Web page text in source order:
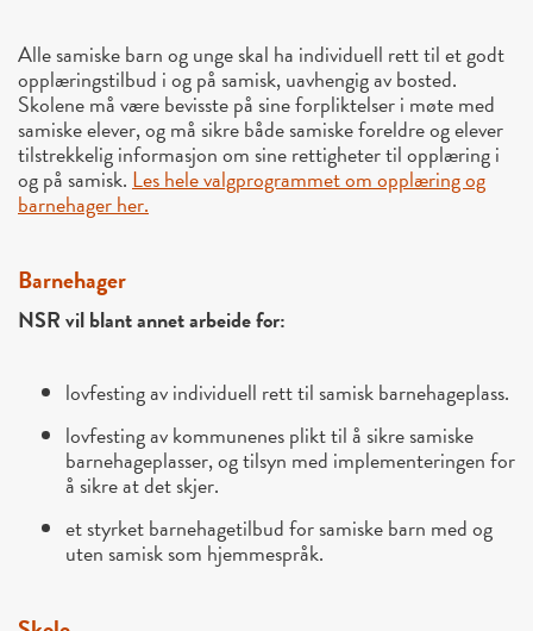
Alle samiske barn og unge skal ha individuell rett til et godt
opplæringstilbud i og på samisk, uavhengig av bosted.
Skolene må være bevisste på sine forpliktelser i møte med
samiske elever, og må sikre både samiske foreldre og elever
tilstrekkelig informasjon om sine rettigheter til opplæring i
og på samisk. Les hele valgprogrammet om opplæring og
barnehager her.
Barnehager
NSR vil blant annet arbeide for:
lovfesting av individuell rett til samisk barnehageplass.
lovfesting av kommunenes plikt til å sikre samiske
barnehageplasser, og tilsyn med implementeringen for
å sikre at det skjer.
et styrket barnehagetilbud for samiske barn med og
uten samisk som hjemmespråk.